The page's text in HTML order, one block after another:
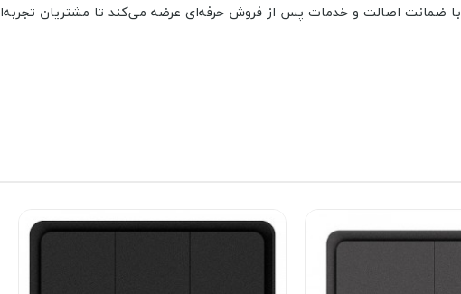
با ضمانت اصالت و خدمات پس از فروش حرفه‌ای عرضه می‌کند تا مشتریان